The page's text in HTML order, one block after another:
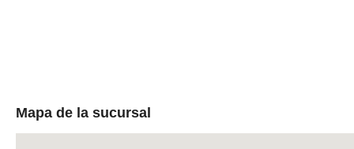
Mapa de la sucursal